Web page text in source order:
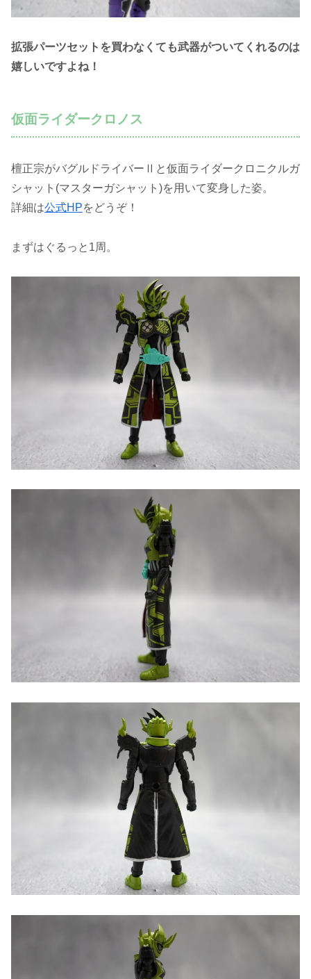
拡張パーツセットを買わなくても武器がついてくれるのは
嬉しいですよね！
仮面ライダークロノス
檀正宗がバグルドライバーⅡと仮面ライダークロニクルガ
シャット(マスターガシャット)を用いて変身した姿。
詳細は公式HPをどうぞ！
まずはぐるっと1周。